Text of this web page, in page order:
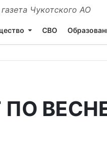
Чукотского АО
СВО